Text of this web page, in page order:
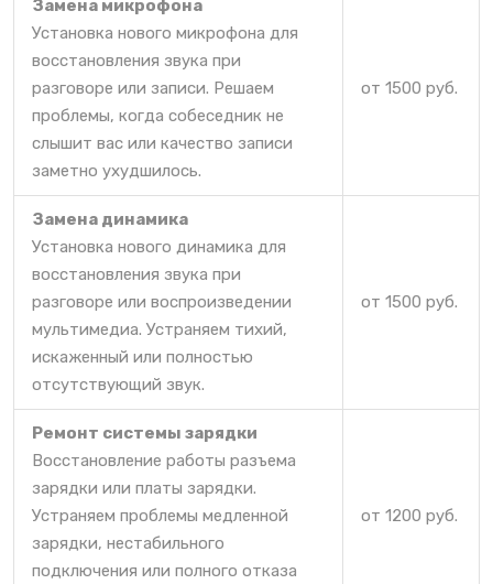
Замена микрофона
Установка нового микрофона для
восстановления звука при
разговоре или записи. Решаем
проблемы, когда собеседник не
слышит вас или качество записи
заметно ухудшилось.
от 1500 руб.
Замена динамика
Установка нового динамика для
восстановления звука при
разговоре или воспроизведении
мультимедиа. Устраняем тихий,
искаженный или полностью
отсутствующий звук.
от 1500 руб.
Ремонт системы зарядки
Восстановление работы разъема
зарядки или платы зарядки.
Устраняем проблемы медленной
зарядки, нестабильного
подключения или полного отказа
от 1200 руб.